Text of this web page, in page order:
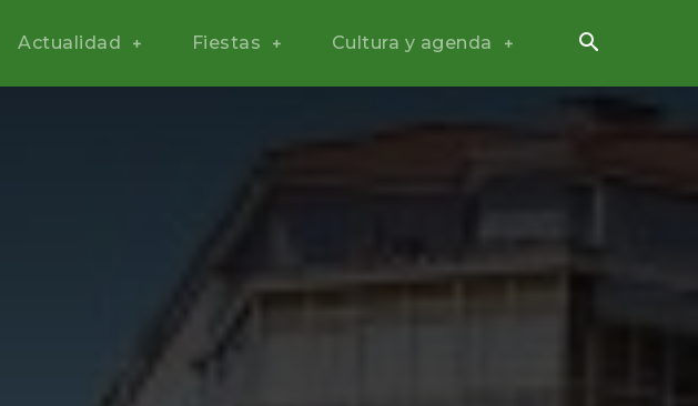
Actualidad Fiestas Cultura y agenda